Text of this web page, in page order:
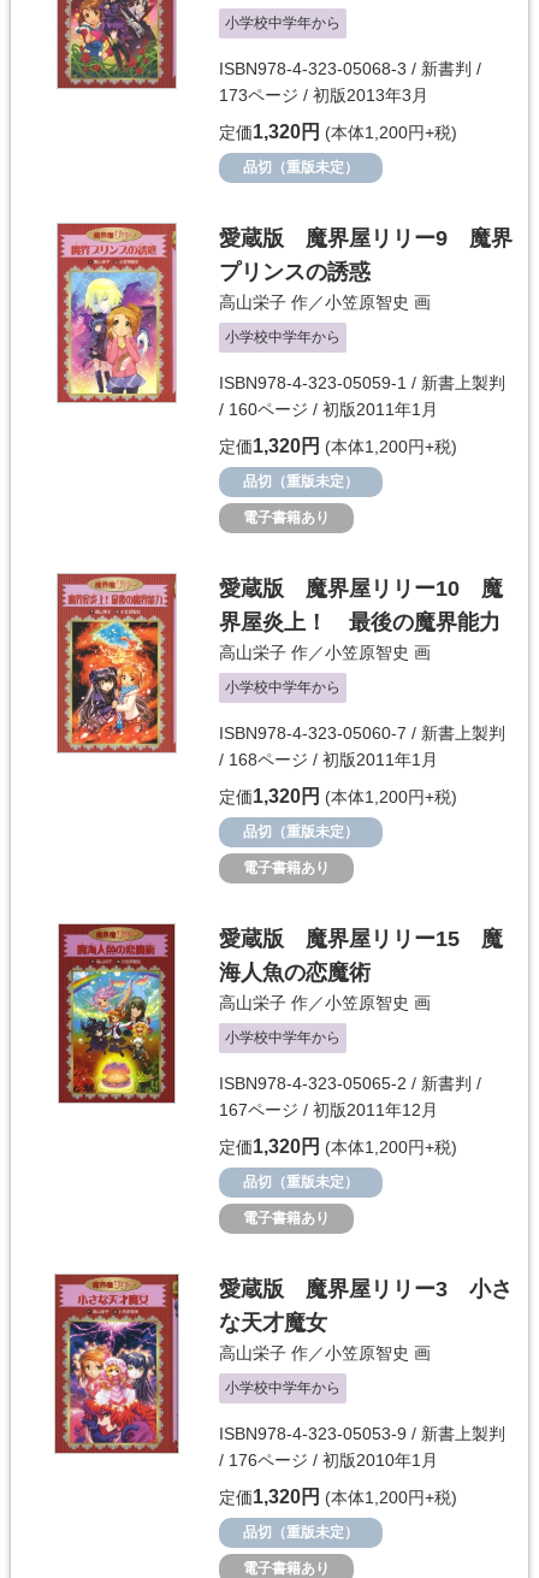
小学校中学年から
ISBN978-4-323-05068-3 / 新書判 /
173ページ / 初版2013年3月
定価1,320円 (本体1,200円+税)
品切（重版未定）
愛蔵版 魔界屋リリー9 魔界
プリンスの誘惑
高山栄子 作／小笠原智史 画
小学校中学年から
ISBN978-4-323-05059-1 / 新書上製判
/ 160ページ / 初版2011年1月
定価1,320円 (本体1,200円+税)
品切（重版未定）
電子書籍あり
愛蔵版 魔界屋リリー10 魔
界屋炎上！ 最後の魔界能力
高山栄子 作／小笠原智史 画
小学校中学年から
ISBN978-4-323-05060-7 / 新書上製判
/ 168ページ / 初版2011年1月
定価1,320円 (本体1,200円+税)
品切（重版未定）
電子書籍あり
愛蔵版 魔界屋リリー15 魔
海人魚の恋魔術
高山栄子 作／小笠原智史 画
小学校中学年から
ISBN978-4-323-05065-2 / 新書判 /
167ページ / 初版2011年12月
定価1,320円 (本体1,200円+税)
品切（重版未定）
電子書籍あり
愛蔵版 魔界屋リリー3 小さ
な天才魔女
高山栄子 作／小笠原智史 画
小学校中学年から
ISBN978-4-323-05053-9 / 新書上製判
/ 176ページ / 初版2010年1月
定価1,320円 (本体1,200円+税)
品切（重版未定）
電子書籍あり